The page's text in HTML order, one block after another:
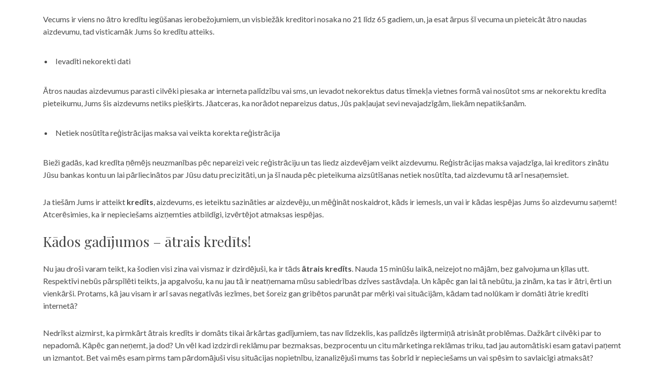
Vecums ir viens no ātro kredītu iegūšanas ierobežojumiem, un visbiežāk kreditori nosaka no 21 līdz 65 gadiem, un, ja esat ārpus šī vecuma un pieteicāt ātro naudas
aizdevumu, tad visticamāk Jums šo kredītu atteiks.
Ievadīti nekorekti dati
Ātros naudas aizdevumus parasti cilvēki piesaka ar interneta palīdzību vai sms, un ievadot nekorektus datus tīmekļa vietnes formā vai nosūtot sms ar nekorektu kredīta
pieteikumu, Jums šis aizdevums netiks piešķirts. Jāatceras, ka norādot nepareizus datus, Jūs pakļaujat sevi nevajadzīgām, liekām nepatikšanām.
Netiek nosūtīta reģistrācijas maksa vai veikta korekta reģistrācija
Bieži gadās, kad kredīta ņēmējs neuzmanības pēc nepareizi veic reģistrāciju un tas liedz aizdevējam veikt aizdevumu. Reģistrācijas maksa vajadzīga, lai kreditors zinātu
Jūsu bankas kontu un lai pārliecinātos par Jūsu datu precizitāti, un ja šī nauda pēc pieteikuma aizsūtīšanas netiek nosūtīta, tad aizdevumu tā arī nesaņemsiet.
Ja tiešām Jums ir atteikt kredīts, aizdevums, es ieteiktu sazināties ar aizdevēju, un mēģināt noskaidrot, kāds ir iemesls, un vai ir kādas iespējas Jums šo aizdevumu saņemt!
Atcerēsimies, ka ir nepieciešams aizņemties atbildīgi, izvērtējot atmaksas iespējas.
Kādos gadījumos – ātrais kredīts!
Nu jau droši varam teikt, ka šodien visi zina vai vismaz ir dzirdējuši, ka ir tāds ātrais kredīts. Nauda 15 minūšu laikā, neizejot no mājām, bez galvojuma un ķīlas utt.
Respektīvi nebūs pārspīlēti teikts, ja apgalvošu, ka nu jau tā ir neatņemama mūsu sabiedrības dzīves sastāvdaļa. Un kāpēc gan lai tā nebūtu, ja zinām, ka tas ir ātri, ērti un
vienkārši. Protams, kā jau visam ir arī savas negatīvās iezīmes, bet šoreiz gan gribētos parunāt par mērķi vai situācijām, kādam tad nolūkam ir domāti ātrie kredīti
internetā?
Nedrīkst aizmirst, ka pirmkārt ātrais kredīts ir domāts tikai ārkārtas gadījumiem, tas nav līdzeklis, kas palīdzēs ilgtermiņā atrisināt problēmas. Dažkārt cilvēki par to
nepadomā. Kāpēc gan neņemt, ja dod? Un vēl kad izdzirdi reklāmu par bezmaksas, bezprocentu un citu mārketinga reklāmas triku, tad jau automātiski esam gatavi paņemt
un izmantot. Bet vai mēs esam pirms tam pārdomājuši visu situācijas nopietnību, izanalizējuši mums tas šobrīd ir nepieciešams un vai spēsim to savlaicīgi atmaksāt?